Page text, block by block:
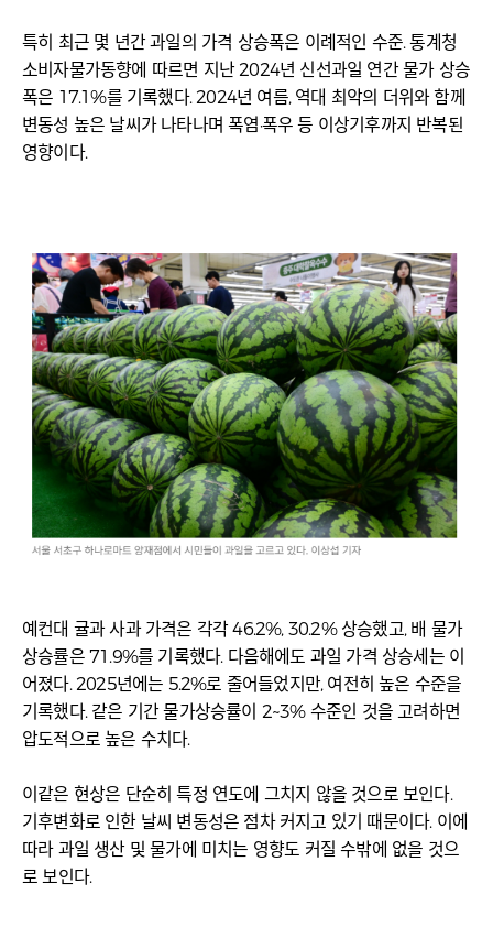
특히 최근 몇 년간 과일의 가격 상승폭은 이례적인 수준. 통계청
소비자물가동향에 따르면 지난 2024년 신선과일 연간 물가 상승
폭은 17.1%를 기록했다. 2024년 여름, 역대 최악의 더위와 함께
변동성 높은 날씨가 나타나며 폭염·폭우 등 이상기후까지 반복된
영향이다.
예컨대 귤과 사과 가격은 각각 46.2%, 30.2% 상승했고, 배 물가
상승률은 71.9%를 기록했다. 다음해에도 과일 가격 상승세는 이
어졌다. 2025년에는 5.2%로 줄어들었지만, 여전히 높은 수준을
기록했다. 같은 기간 물가상승률이 2~3% 수준인 것을 고려하면
압도적으로 높은 수치다.
이같은 현상은 단순히 특정 연도에 그치지 않을 것으로 보인다.
기후변화로 인한 날씨 변동성은 점차 커지고 있기 때문이다. 이에
따라 과일 생산 및 물가에 미치는 영향도 커질 수밖에 없을 것으
로 보인다.